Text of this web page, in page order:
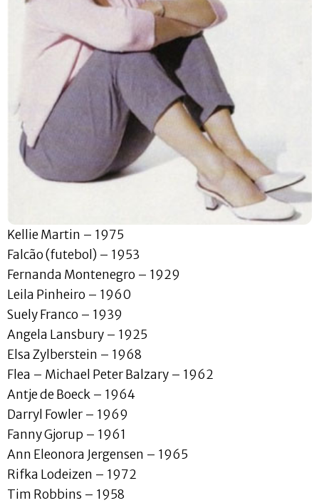
Kellie Martin – 1975
Falcão (futebol) – 1953
Fernanda Montenegro – 1929
Leila Pinheiro – 1960
Suely Franco – 1939
Angela Lansbury – 1925
Elsa Zylberstein – 1968
Flea – Michael Peter Balzary – 1962
Antje de Boeck – 1964
Darryl Fowler – 1969
Fanny Gjorup – 1961
Ann Eleonora Jergensen – 1965
Rifka Lodeizen – 1972
Tim Robbins – 1958